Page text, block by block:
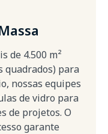
de 4.500 m²
quadrados) para
nossas equipes
de vidro para
de projetos. O
garante